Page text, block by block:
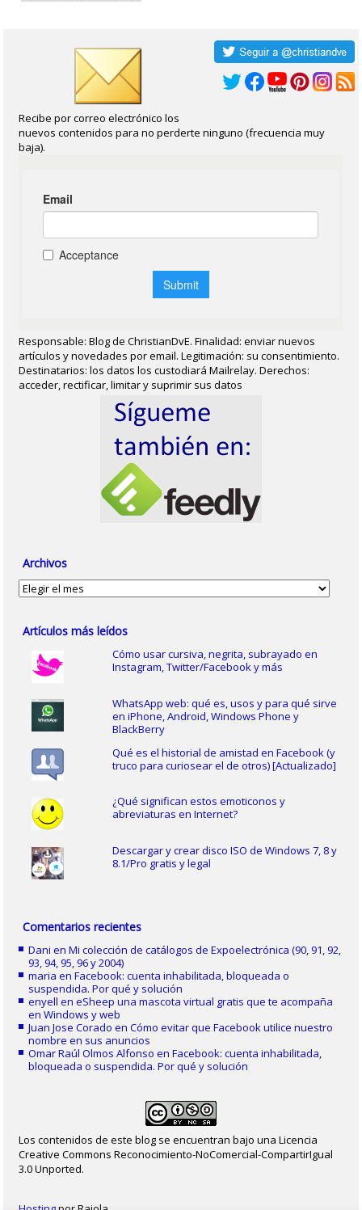
Recibe por correo electrónico los
nuevos contenidos para no perderte ninguno (frecuencia muy
baja).
Responsable: Blog de ChristianDvE. Finalidad: enviar nuevos
artículos y novedades por email. Legitimación: su consentimiento.
Destinatarios: los datos los custodiará Mailrelay. Derechos:
acceder, rectificar, limitar y suprimir sus datos
Archivos
Archivos
Artículos más leídos
Cómo usar cursiva, negrita, subrayado en
Instagram, Twitter/Facebook y más
WhatsApp web: qué es, usos y para qué sirve
en iPhone, Android, Windows Phone y
BlackBerry
Qué es el historial de amistad en Facebook (y
truco para curiosear el de otros) [Actualizado]
¿Qué significan estos emoticonos y
abreviaturas en Internet?
Descargar y crear disco ISO de Windows 7, 8 y
8.1/Pro gratis y legal
Comentarios recientes
Dani enMi colección de catálogos de Expoelectrónica (90, 91, 92,
93, 94, 95, 96 y 2004)
maria enFacebook: cuenta inhabilitada, bloqueada o
suspendida. Por qué y solución
enyell eneSheep una mascota virtual gratis que te acompaña
en Windows y web
Juan Jose Corado enCómo evitar que Facebook utilice nuestro
nombre en sus anuncios
Omar Raúl Olmos Alfonso enFacebook: cuenta inhabilitada,
bloqueada o suspendida. Por qué y solución
Los contenidos de este blog se encuentran bajo una Licencia
Creative Commons Reconocimiento-NoComercial-CompartirIgual
3.0 Unported.